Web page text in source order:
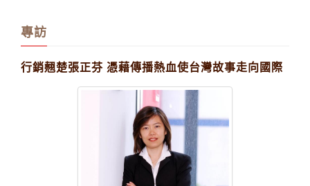
專訪
行銷翹楚張正芬 憑藉傳播熱血使台灣故事走向國際